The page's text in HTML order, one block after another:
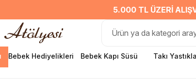
5.000 TL ÜZERI
Bebek Hediyelikleri Bebek Kapı Süsü Takı